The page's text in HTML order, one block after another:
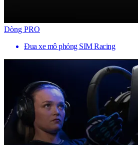
Dòng PRO
Đua xe mô phỏng SIM Racing